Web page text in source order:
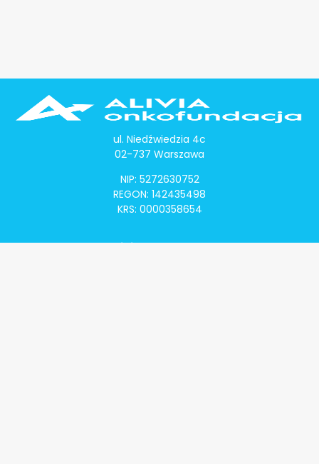
ul. Niedźwiedzia 4c
02-737 Warszawa
NIP: 5272630752
REGON: 142435498
KRS: 0000358654
Alivia Onkomapa